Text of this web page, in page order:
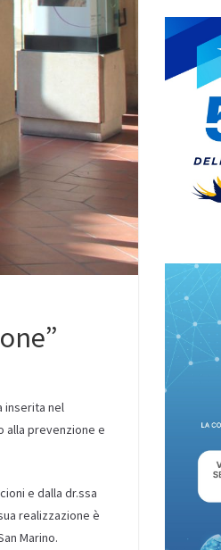
inserita nel
alla prevenzione e
e dalla dr.ssa
realizzazione è
Marino.